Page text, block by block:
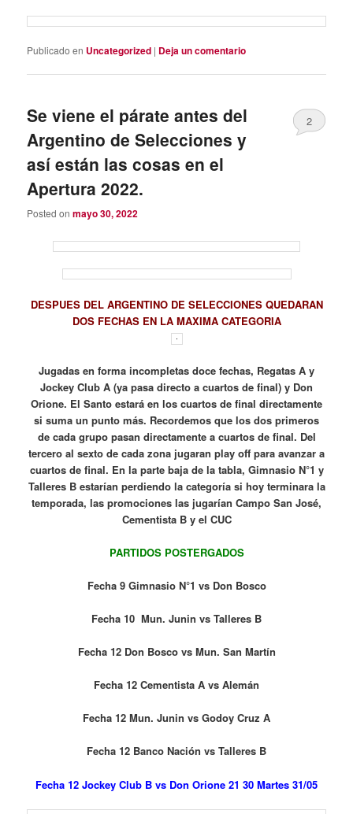
Publicado en Uncategorized | Deja un comentario
Se viene el párate antes del
Argentino de Selecciones y
así están las cosas en el
Apertura 2022.
Posted onmayo 30, 2022
2
DESPUES DEL ARGENTINO DE SELECCIONES QUEDARAN
DOS FECHAS EN LA MAXIMA CATEGORIA
Jugadas en forma incompletas doce fechas, Regatas A y
Jockey Club A (ya pasa directo a cuartos de final) y Don
Orione. El Santo estará en los cuartos de final directamente
si suma un punto más. Recordemos que los dos primeros
de cada grupo pasan directamente a cuartos de final. Del
tercero al sexto de cada zona jugaran play off para avanzar a
cuartos de final. En la parte baja de la tabla, Gimnasio N°1 y
Talleres B estarían perdiendo la categoría si hoy terminara la
temporada, las promociones las jugarían Campo San José,
Cementista B y el CUC
PARTIDOS POSTERGADOS
Fecha 9 Gimnasio N°1 vs Don Bosco
Fecha 10 Mun. Junin vs Talleres B
Fecha 12 Don Bosco vs Mun. San Martín
Fecha 12 Cementista A vs Alemán
Fecha 12 Mun. Junin vs Godoy Cruz A
Fecha 12 Banco Nación vs Talleres B
Fecha 12 Jockey Club B vs Don Orione 21 30 Martes 31/05